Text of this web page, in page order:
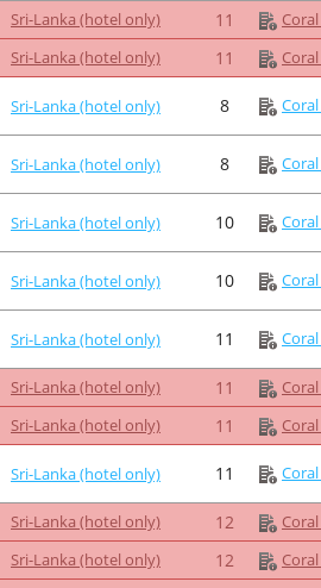
Sri-Lanka (hotel only) 11
Sri-Lanka (hotel only) 11
Sri-Lanka (hotel only) 8
Sri-Lanka (hotel only) 8
Sri-Lanka (hotel only) 10
Sri-Lanka (hotel only) 10
Sri-Lanka (hotel only) 11
Sri-Lanka (hotel only) 11
Sri-Lanka (hotel only) 11
Sri-Lanka (hotel only) 11
Sri-Lanka (hotel only) 12
Sri-Lanka (hotel only) 12